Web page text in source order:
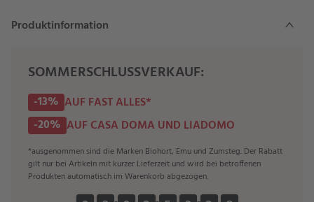
Produktinformation
SOMMERSCHLUSSVERKAUF:
-13% AUF FAST ALLES*
-20% AUF CASA DOMA UND LIADOMO
*ausgenommen sind die Marken Biohort, Emu und Zumsteg. Der Rabatt
gilt nur bei Artikeln mit kurzer Lieferzeit und wird bei betroffenen
Produkten automatisch im Warenkorb abgezogen.